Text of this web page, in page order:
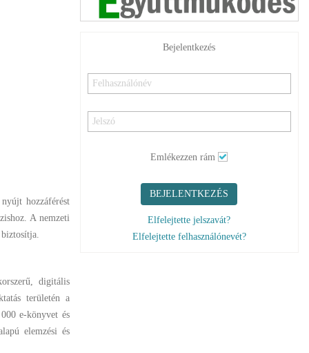
hozzáférést
A nemzeti
digitális
területén a
e-könyvet és
elemzési és
Bejelentkezés
Emlékezzen rám
BEJELENTKEZÉS
Elfelejtette jelszavát?
Elfelejtette felhasználónevét?